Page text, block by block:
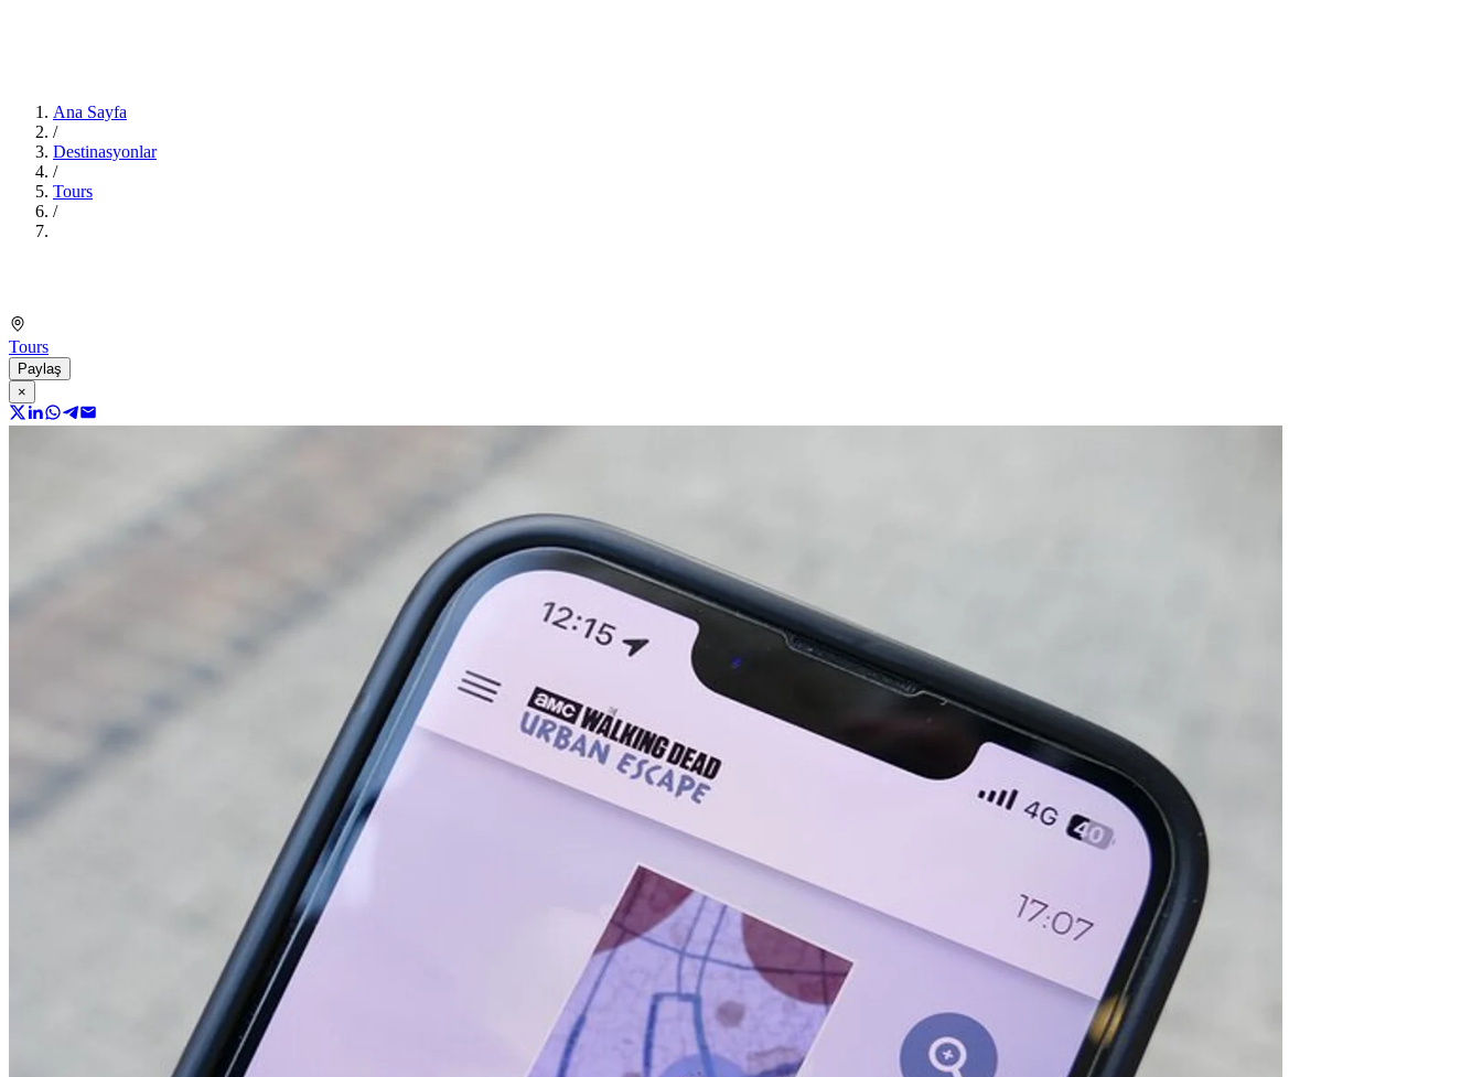
Ana Sayfa
/
Destinasyonlar
/
Tours
/
Tours
Paylaş
×